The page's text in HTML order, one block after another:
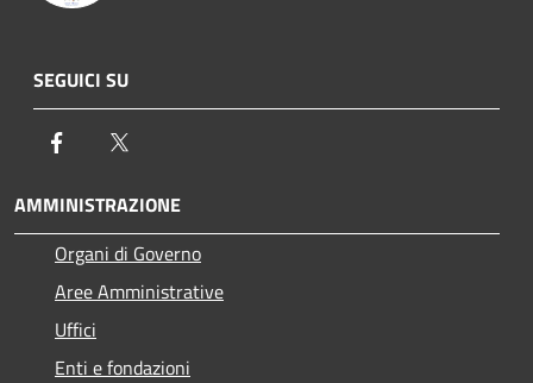
SEGUICI SU
Facebook
AMMINISTRAZIONE
Organi di Governo
Aree Amministrative
Uffici
Enti e fondazioni